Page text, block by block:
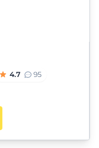
4.7 95